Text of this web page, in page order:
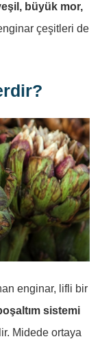
büyük mor,
çeşitleri de
enginar, lifli bir
sistemi
Midede ortaya